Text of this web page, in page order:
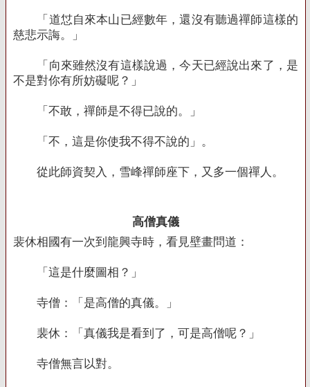
「道怤自來本山已經數年，還沒有聽過禪師這樣的
慈悲示誨。」
「向來雖然沒有這樣說過，今天已經說出來了，是
不是對你有所妨礙呢？」
「不敢，禪師是不得已說的。」
「不，這是你使我不得不說的」。
從此師資契入，雪峰禪師座下，又多一個禪人。
高僧真儀
裴休相國有一次到龍興寺時，看見壁畫問道：
「這是什麼圖相？」
寺僧：「是高僧的真儀。」
裴休：「真儀我是看到了，可是高僧呢？」
寺僧無言以對。